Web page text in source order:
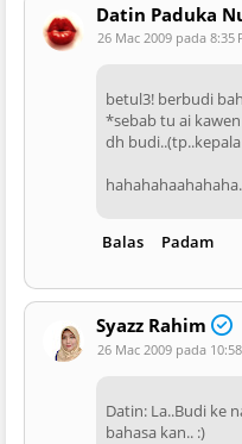
Datin Paduka
26 Mac 2009 pada 8:35
betul3! berbudi
*sebab tu ai
dh
Balas Padam
Syazz Rahim
26 Mac 2009 pada 10:58
Datin: La..Budi ke
bahasa kan.. :)